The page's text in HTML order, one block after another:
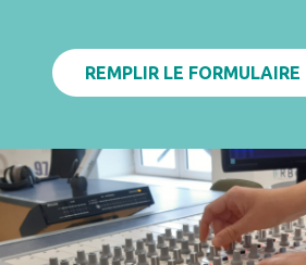
REMPLIR LE FORMULAIRE